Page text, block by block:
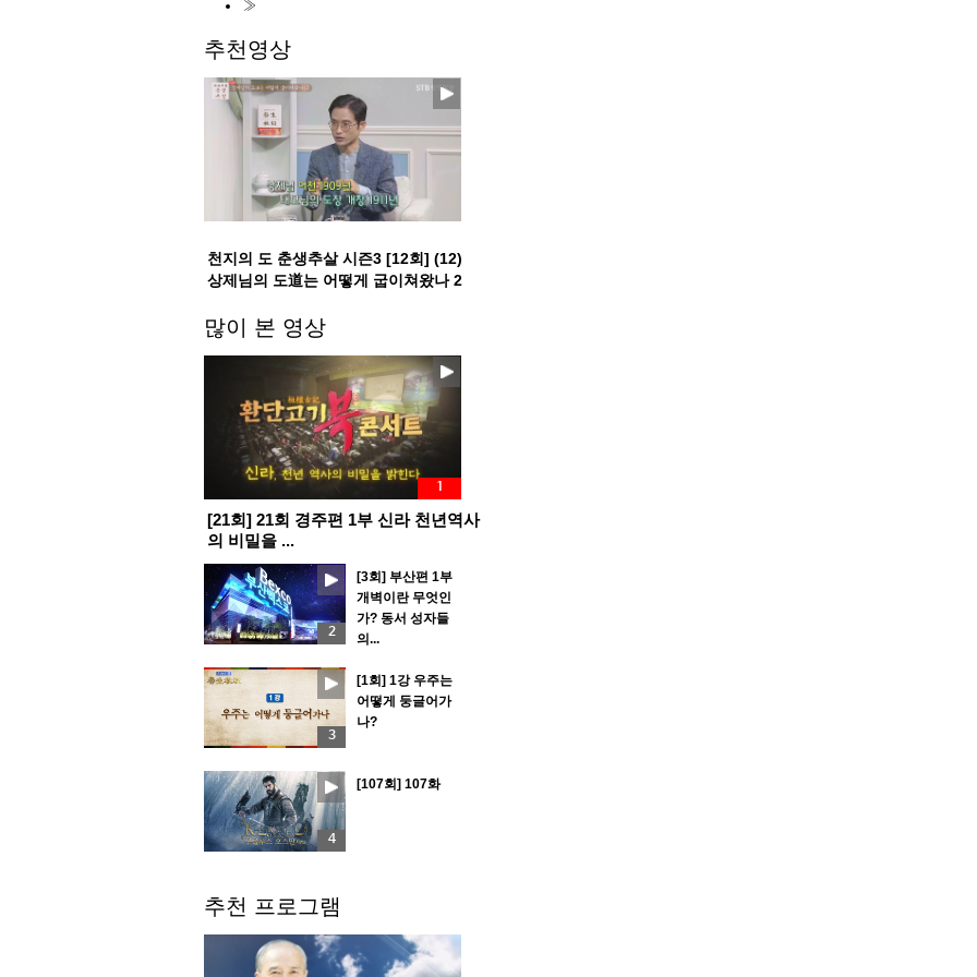
»
추천영상
천지의 도 춘생추살 시즌3 [12회] (12)
상제님의 도道는 어떻게 굽이쳐왔나 2
많이 본 영상
1
[21회] 21회 경주편 1부 신라 천년역사
의 비밀을 ...
2
[3회] 부산편 1부
개벽이란 무엇인
가? 동서 성자들
의...
3
[1회] 1강 우주는
어떻게 둥글어가
나?
4
[107회] 107화
추천 프로그램